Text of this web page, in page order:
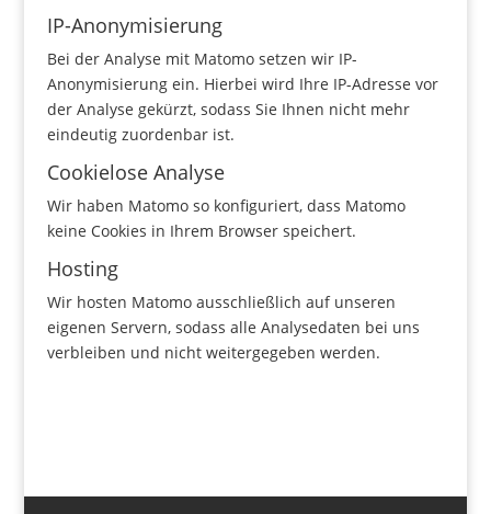
IP-Anonymisierung
Bei der Analyse mit Matomo setzen wir IP-
Anonymisierung ein. Hierbei wird Ihre IP-Adresse vor
der Analyse gekürzt, sodass Sie Ihnen nicht mehr
eindeutig zuordenbar ist.
Cookielose Analyse
Wir haben Matomo so konfiguriert, dass Matomo
keine Cookies in Ihrem Browser speichert.
Hosting
Wir hosten Matomo ausschließlich auf unseren
eigenen Servern, sodass alle Analysedaten bei uns
verbleiben und nicht weitergegeben werden.